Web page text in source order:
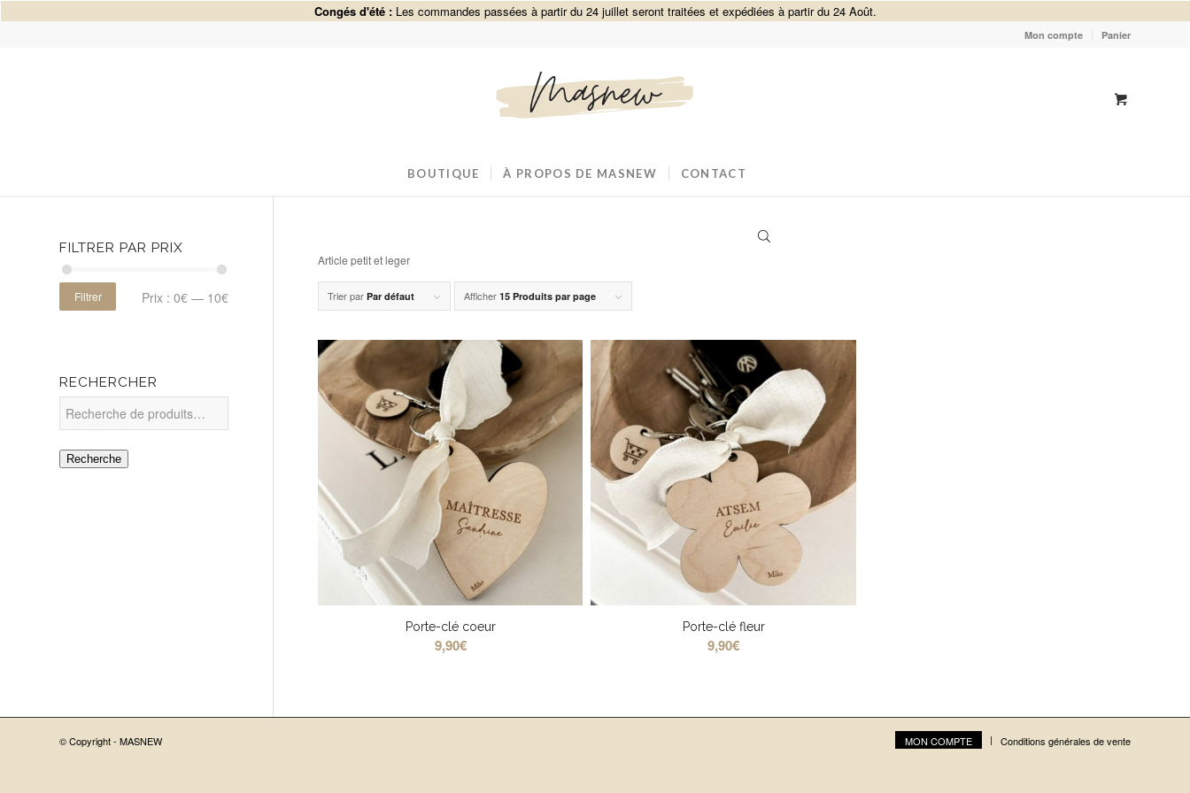
Congés d'été : Les commandes passées à partir du 24 juillet seront traitées et expédiées à partir du 24 Août.
Mon compte Panier
BOUTIQUE À PROPOS DE MASNEW CONTACT
Article petit et leger
Trier par Par défaut Afficher 15 Produits par page
Porte-clé coeur
9,90€
Porte-clé fleur
9,90€
FILTRER PAR PRIX
Filtrer Prix : 0€ — 10€
RECHERCHER
Recherche
© Copyright - MASNEW MON COMPTE Conditions générales de vente